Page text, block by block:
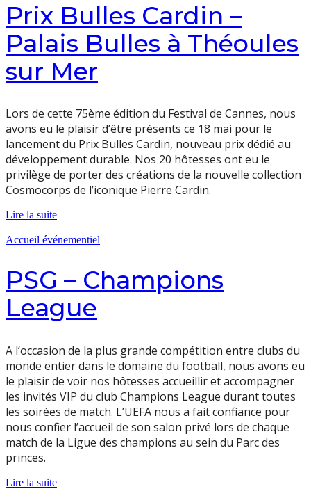
Prix Bulles Cardin –
Palais Bulles à Théoules
sur Mer
Lors de cette 75ème édition du Festival de Cannes, nous
avons eu le plaisir d’être présents ce 18 mai pour le
lancement du Prix Bulles Cardin, nouveau prix dédié au
développement durable. Nos 20 hôtesses ont eu le
privilège de porter des créations de la nouvelle collection
Cosmocorps de l’iconique Pierre Cardin.
Lire la suite
Accueil événementiel
PSG – Champions
League
A l’occasion de la plus grande compétition entre clubs du
monde entier dans le domaine du football, nous avons eu
le plaisir de voir nos hôtesses accueillir et accompagner
les invités VIP du club Champions League durant toutes
les soirées de match. L’UEFA nous a fait confiance pour
nous confier l’accueil de son salon privé lors de chaque
match de la Ligue des champions au sein du Parc des
princes.
Lire la suite